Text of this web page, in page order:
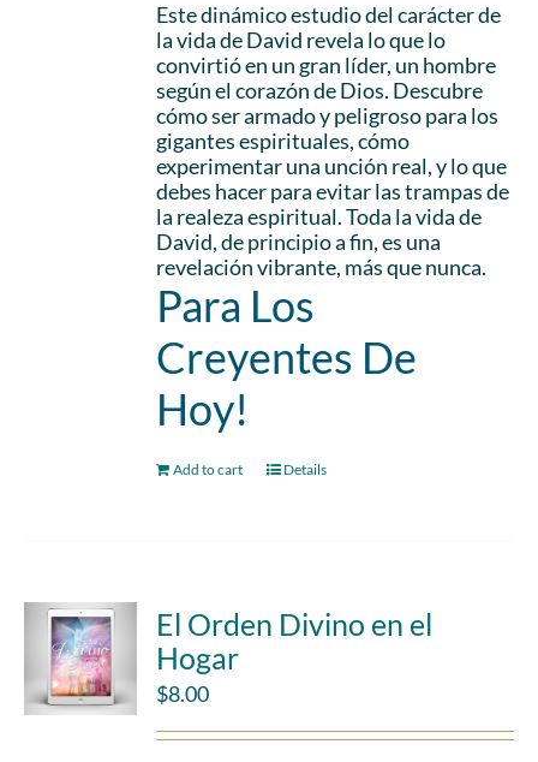
Este dinámico estudio del carácter de
la vida de David revela lo que lo
convirtió en un gran líder, un hombre
según el corazón de Dios. Descubre
cómo ser armado y peligroso para los
gigantes espirituales, cómo
experimentar una unción real, y lo que
debes hacer para evitar las trampas de
la realeza espiritual. Toda la vida de
David, de principio a fin, es una
revelación vibrante, más que nunca.
Para Los
Creyentes De
Hoy!
Add to cart Details
El Orden Divino en el
Hogar
$8.00